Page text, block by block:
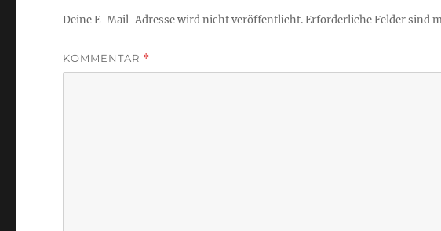
Deine E-Mail-Adresse wird nicht veröffentlicht.Erforderliche Felder sind
KOMMENTAR *